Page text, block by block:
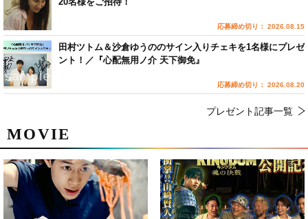
MOVIE
応募締め切り： 2026.08.15
田村ツトム＆沙倉ゆうののサイン入りチェキを1名様にプレゼ
ント！／『心配無用ノ介 天下御免』
応募締め切り： 2026.08.20
プレゼント記事一覧